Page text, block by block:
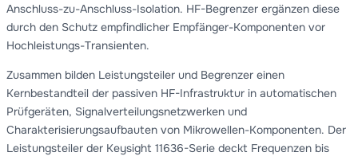
Anschluss-zu-Anschluss-Isolation. HF-Begrenzer ergänzen diese
durch den Schutz empfindlicher Empfänger-Komponenten vor
Hochleistungs-Transienten.
Zusammen bilden Leistungsteiler und Begrenzer einen
Kernbestandteil der passiven HF-Infrastruktur in automatischen
Prüfgeräten, Signalverteilungsnetzwerken und
Charakterisierungsaufbauten von Mikrowellen-Komponenten. Der
Leistungsteiler der Keysight 11636-Serie deckt Frequenzen bis